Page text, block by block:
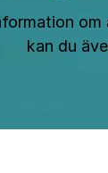
kan du